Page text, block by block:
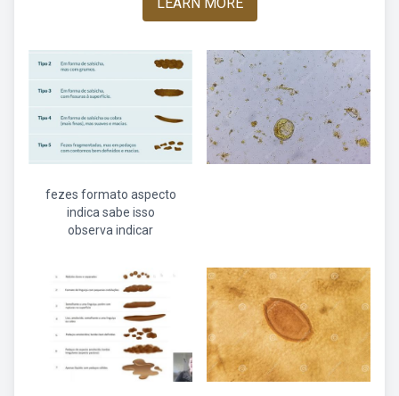
fezes formato aspecto
indica sabe isso
observa indicar